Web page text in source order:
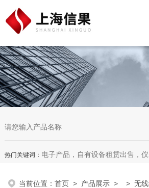
热门关键词： 电子产品，自有设备租赁出售，
当前位置：首页 > 产品展示 > >无